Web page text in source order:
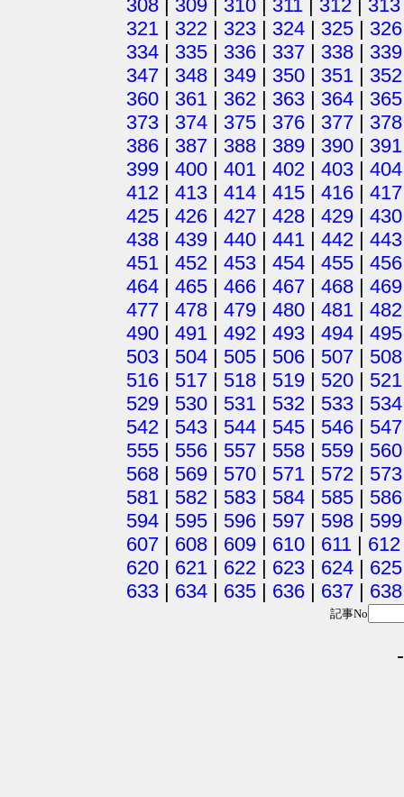
308 | 309 | 310 | 311 | 312 | 313
321 | 322 | 323 | 324 | 325 | 326
334 | 335 | 336 | 337 | 338 | 339
347 | 348 | 349 | 350 | 351 | 352
360 | 361 | 362 | 363 | 364 | 365
373 | 374 | 375 | 376 | 377 | 378
386 | 387 | 388 | 389 | 390 | 391
399 | 400 | 401 | 402 | 403 | 404
412 | 413 | 414 | 415 | 416 | 417
425 | 426 | 427 | 428 | 429 | 430
438 | 439 | 440 | 441 | 442 | 443
451 | 452 | 453 | 454 | 455 | 456
464 | 465 | 466 | 467 | 468 | 469
477 | 478 | 479 | 480 | 481 | 482
490 | 491 | 492 | 493 | 494 | 495
503 | 504 | 505 | 506 | 507 | 508
516 | 517 | 518 | 519 | 520 | 521
529 | 530 | 531 | 532 | 533 | 534
542 | 543 | 544 | 545 | 546 | 547
555 | 556 | 557 | 558 | 559 | 560
568 | 569 | 570 | 571 | 572 | 573
581 | 582 | 583 | 584 | 585 | 586
594 | 595 | 596 | 597 | 598 | 599
607 | 608 | 609 | 610 | 611 | 612
620 | 621 | 622 | 623 | 624 | 625
633 | 634 | 635 | 636 | 637 | 638
記事No